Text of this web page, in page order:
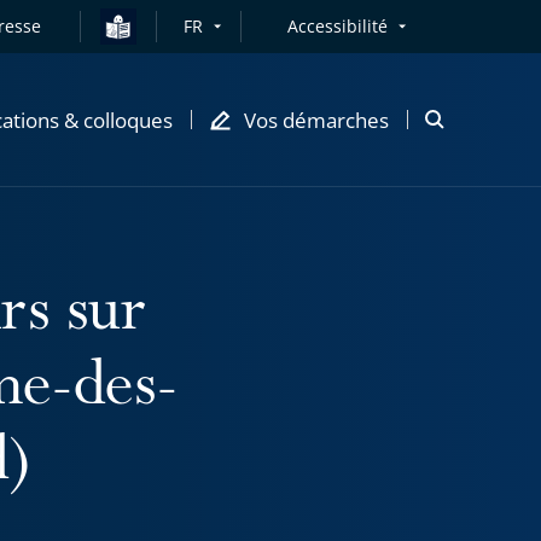
FR Accessibilité
& colloques Vos démarches
Ouvrir
sur
des-